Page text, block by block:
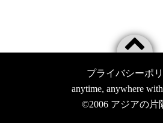
プライバシーポ
anytime, anywhere
©2006 アジアの片